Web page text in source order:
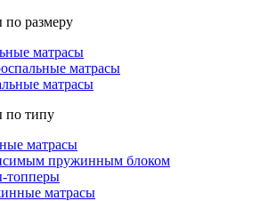
размеру
матрасы
матрасы
матрасы
по типу
матрасы
пружинным блоком
топперы
матрасы